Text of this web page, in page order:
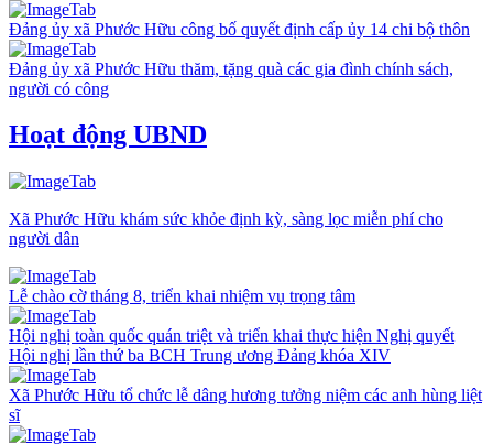
Đảng ủy xã Phước Hữu công bố quyết định cấp ủy 14 chi bộ thôn
Đảng ủy xã Phước Hữu thăm, tặng quà các gia đình chính sách,
người có công
Hoạt động UBND
Xã Phước Hữu khám sức khỏe định kỳ, sàng lọc miễn phí cho
người dân
Lễ chào cờ tháng 8, triển khai nhiệm vụ trọng tâm
Hội nghị toàn quốc quán triệt và triển khai thực hiện Nghị quyết
Hội nghị lần thứ ba BCH Trung ương Đảng khóa XIV
Xã Phước Hữu tổ chức lễ dâng hương tưởng niệm các anh hùng liệt
sĩ